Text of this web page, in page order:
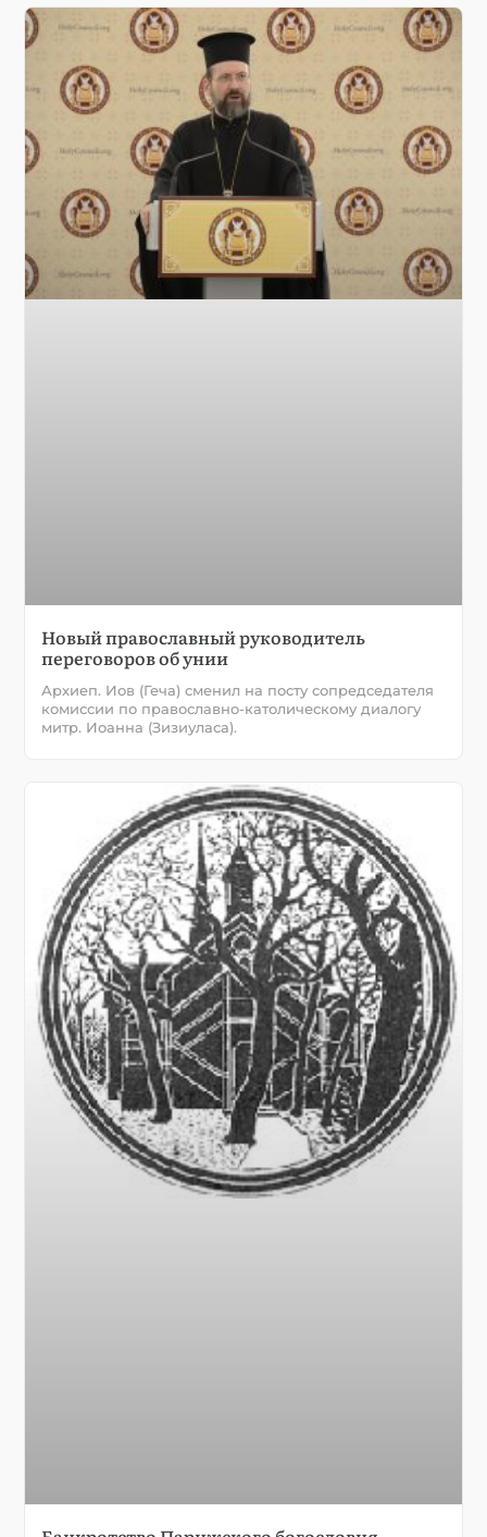
Новый православный руководитель
переговоров об унии
Архиеп. Иов (Геча) сменил на посту сопредседателя
комиссии по православно-католическому диалогу
митр. Иоанна (Зизиуласа).